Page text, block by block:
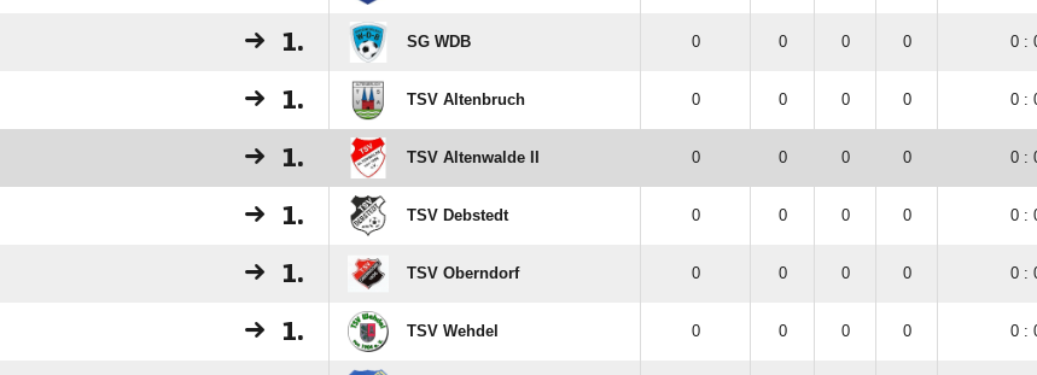
1. SG WDB 0 0 0 0 0 :
1. TSV Altenbruch 0 0 0 0 0 :
1. TSV Altenwalde II 0 0 0 0 0 :
1. TSV Debstedt 0 0 0 0 0 :
1. TSV Oberndorf 0 0 0 0 0 :
1. TSV Wehdel 0 0 0 0 0 :